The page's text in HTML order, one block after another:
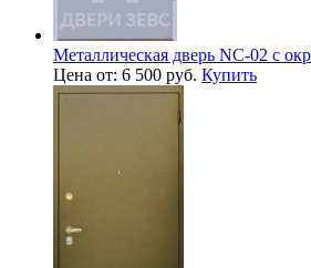
Металлическая дверь NC-02 с
Цена от: 6 500 руб. Купить